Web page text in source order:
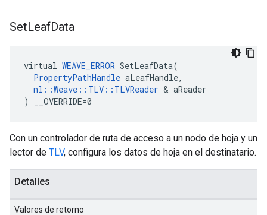
SetLeafData
virtual WEAVE_ERROR SetLeafData(
PropertyPathHandle aLeafHandle,
nl::Weave::TLV::TLVReader & aReader
) __OVERRIDE=0
Con un controlador de ruta de acceso a un nodo de hoja y un
lector de TLV, configura los datos de hoja en el destinatario.
Detalles
Valores de retorno